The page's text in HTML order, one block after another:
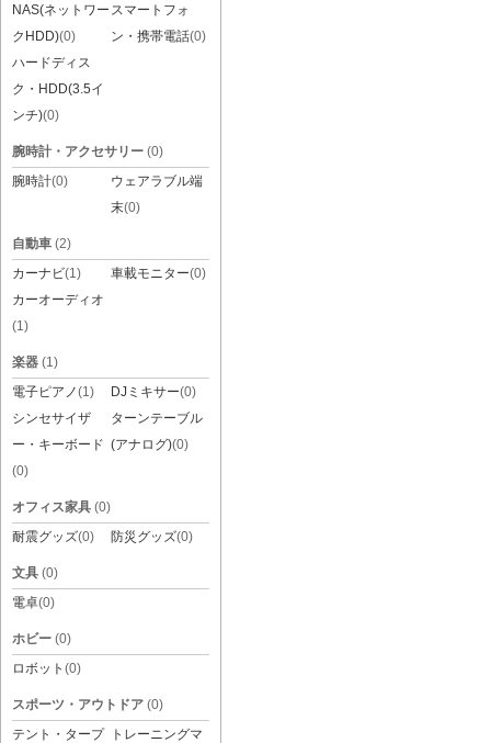
NAS(ネットワー
クHDD)(0)
スマートフォ
ン・携帯電話(0)
ハードディス
ク・HDD(3.5イ
ンチ)(0)
腕時計・アクセサリー (0)
腕時計(0)
ウェアラブル端
末(0)
自動車 (2)
カーナビ(1) 車載モニター(0)
カーオーディオ
(1)
楽器 (1)
電子ピアノ(1) DJミキサー(0)
シンセサイザ
ー・キーボード
(0)
ターンテーブル
(アナログ)(0)
オフィス家具 (0)
耐震グッズ(0) 防災グッズ(0)
文具 (0)
電卓(0)
ホビー (0)
ロボット (0)
スポーツ・アウトドア (0)
テント・タープ
トレーニングマ